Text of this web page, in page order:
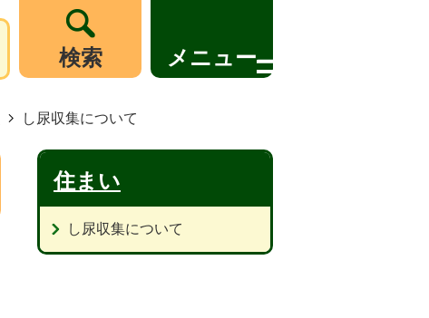
検索 メニュー
し尿収集について
住まい
し尿収集について